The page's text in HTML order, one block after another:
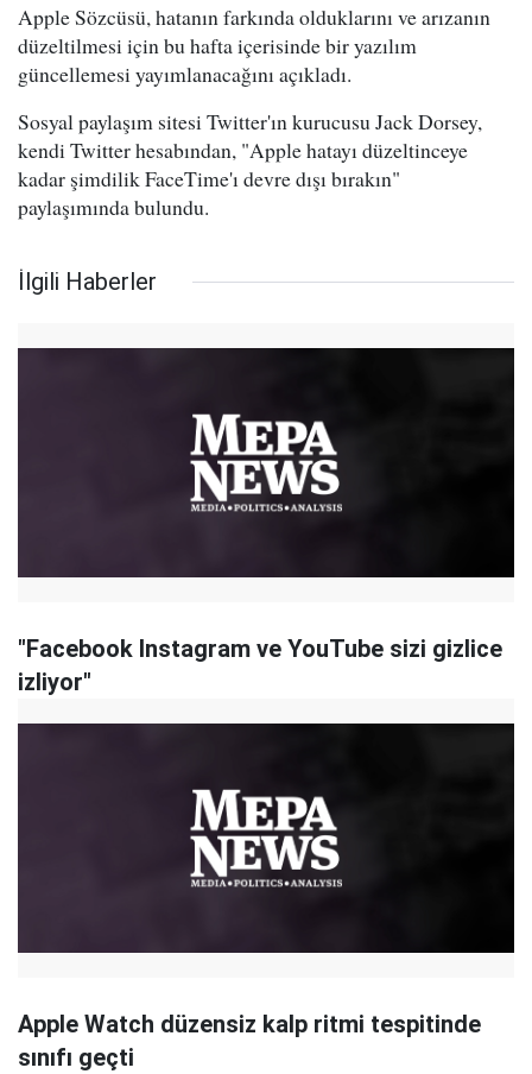
Apple Sözcüsü, hatanın farkında olduklarını ve arızanın
düzeltilmesi için bu hafta içerisinde bir yazılım
güncellemesi yayımlanacağını açıkladı.
Sosyal paylaşım sitesi Twitter'ın kurucusu Jack Dorsey,
kendi Twitter hesabından, "Apple hatayı düzeltinceye
kadar şimdilik FaceTime'ı devre dışı bırakın"
paylaşımında bulundu.
İlgili Haberler
"Facebook Instagram ve YouTube sizi gizlice
izliyor"
Apple Watch düzensiz kalp ritmi tespitinde
sınıfı geçti